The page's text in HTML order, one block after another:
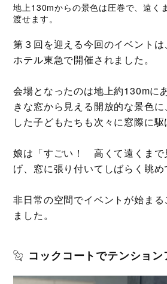
地上130mからの景色は圧巻で、遠く
渡せます。
第３回を迎える今回のイベント
ホテル東急で開催されました。
会場となったのは地上約130mに
きな窓から見える開放的な景色
した子どもたちも次々に窓際に駆
娘は「すごい！ 高くて遠くまで
げ、窓に張り付いてしばらく眺め
非日常の空間でイベントが始ま
ました。
コックコートでテンション